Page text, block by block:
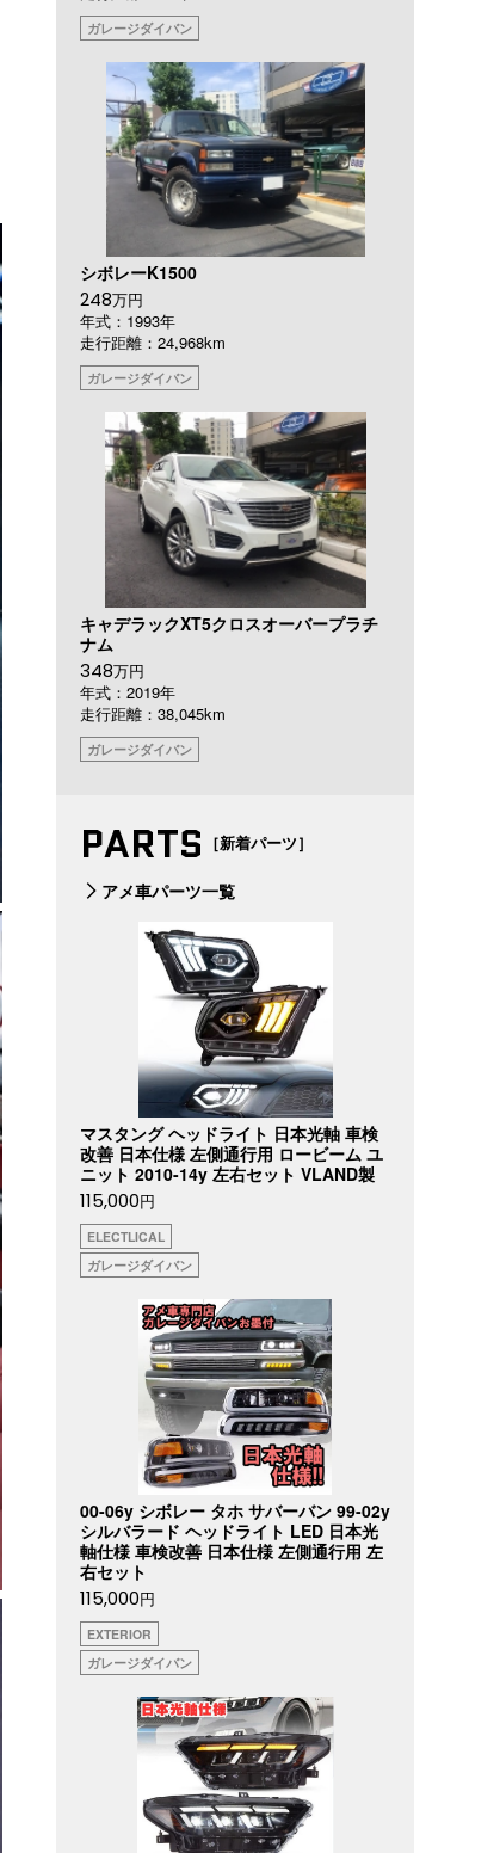
ガレージダイバン
シボレーK1500
248万円
年式：1993年
走行距離：24,968km
ガレージダイバン
キャデラックXT5クロスオーバープラチ
ナム
348万円
年式：2019年
走行距離：38,045km
ガレージダイバン
PARTS ［新着パーツ］
アメ車パーツ一覧
マスタング ヘッドライト 日本光軸 車検
改善 日本仕様 左側通行用 ロービーム ユ
ニット 2010-14y 左右セット VLAND製
115,000円
ELECTLICAL
ガレージダイバン
00-06y シボレー タホ サバーバン 99-02y
シルバラード ヘッドライト LED 日本光
軸仕様 車検改善 日本仕様 左側通行用 左
右セット
115,000円
EXTERIOR
ガレージダイバン